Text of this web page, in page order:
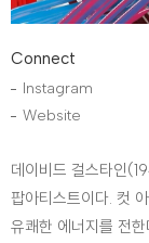
Connect
Instagram
Website
데이비드 걸스타인
팝아티스트이다. 컷
유쾌한 에너지를 전